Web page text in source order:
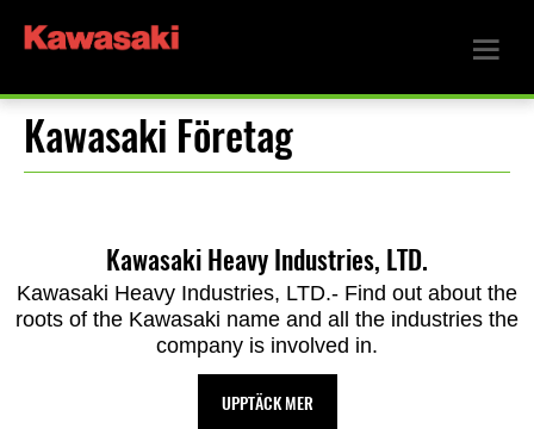
Kawasaki Företag
Kawasaki Heavy Industries, LTD.
Kawasaki Heavy Industries, LTD.- Find out about the
roots of the Kawasaki name and all the industries the
company is involved in.
UPPTÄCK MER